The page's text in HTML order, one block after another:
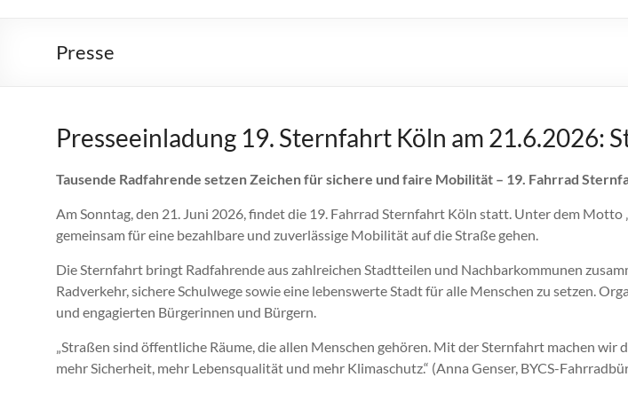
KÖLN
21.6.26
Straßen
fairteilen!
Presse
Presseeinladung 19. Sternfahrt Köln am 21.6.2026:
Tausende Radfahrende setzen Zeichen für sichere und faire Mobilität – 19. Fahrrad
Am Sonntag, den 21. Juni 2026, findet die 19. Fahrrad Sternfahrt Köln statt. Unter dem Motto
gemeinsam für eine bezahlbare und zuverlässige Mobilität auf die Straße gehen.
Die Sternfahrt bringt Radfahrende aus zahlreichen Stadtteilen und Nachbarkommunen
Radverkehr, sichere Schulwege sowie eine lebenswerte Stadt für alle Menschen zu setzen.
und engagierten Bürgerinnen und Bürgern.
„Straßen sind öffentliche Räume, die allen Menschen gehören. Mit der Sternfahrt machen
mehr Sicherheit, mehr Lebensqualität und mehr Klimaschutz.“ (Anna Genser, BYCS-